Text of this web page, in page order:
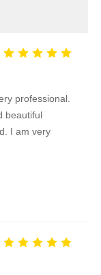
professional.
beautiful
I am very